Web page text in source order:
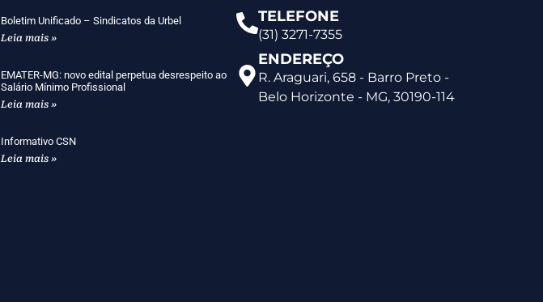
Boletim Unificado – Sindicatos da Urbel
Leia mais »
EMATER-MG: novo edital perpetua desrespeito ao
Salário Mínimo Profissional
Leia mais »
Informativo CSN
Leia mais »
TELEFONE
(31) 3271-7355
ENDEREÇO
R. Araguari, 658 - Barro Preto -
Belo Horizonte - MG, 30190-114